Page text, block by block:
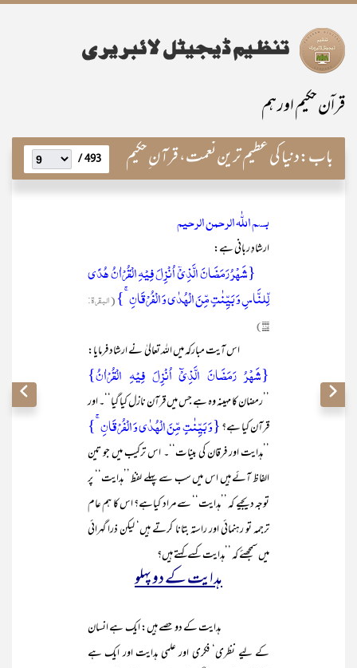
قراۤن حکیم اور ہم
باب:دنیا کی عظیم ترین نعمت، قرآن ِحکیم 493 /
بسم اللّٰہ الرحمن الرحیم
ارشادِ ربانی ہے:
{شَہۡرُ رَمَضَانَ الَّذِیۡۤ اُنۡزِلَ فِیۡہِ الۡقُرۡاٰنُ ہُدًی
لِّلنَّاسِ وَ بَیِّنٰتٍ مِّنَ الۡہُدٰی وَ الۡفُرۡقَانِ ۚ}(البقرۃ:
۱۸۵)
اس آیت مبارکہ میں اللہ تعالیٰ نے ارشاد فرمایا:
{شَھْرُ رَمَضَانَ الَّذِیْٓ اُنْزِلَ فِیْہِ الْقُرْاٰنُ}
’’رمضان کا مہینہ وہ ہے جس میں قرآن نازل کیا گیا‘‘۔ اور
قرآن کیا ہے؟{وَ بَیِّنٰتٍ مِّنَ الۡہُدٰی وَ الۡفُرۡقَانِ ۚ}
’’ہدایت اور فرقان کی بینات‘‘۔ اس ترکیب میں جو تین
الفاظ آئے ہیں اس میں سب سے پہلے لفظ ’’ہدایت‘‘ پر
توجہ دیجیے کہ ’’ہدایت‘‘ سے مراد کیاہے؟ اس کا ہم عام
ترجمہ تو رہنمائی اور راستہ بتانا کرتے ہیں‘ لیکن ذرا گہرائی
میں سمجھئے کہ ’’ہدایت کسے کہتے ہیں؟
ہدایت کے دو پہلو
ہدایت کے دو حصے ہیں: ایک ہے انسان
کے لیے نظری‘ فکری اور علمی ہدایت اور ایک ہے